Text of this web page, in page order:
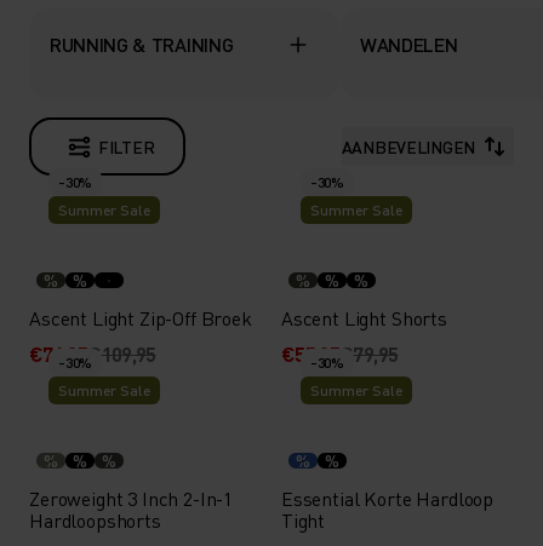
RUNNING & TRAINING WANDELEN
FILTER AANBEVELINGEN
-30%
Summer Sale
% %
Ascent Light Zip-Off Broek
€76,95€109,95
-30%
Summer Sale
% % %
Ascent Light Shorts
€55,95€79,95
-30%
Summer Sale
% % %
Zeroweight 3 Inch 2-In-1
Hardloopshorts
-30%
Summer Sale
% %
Essential Korte Hardloop
Tight